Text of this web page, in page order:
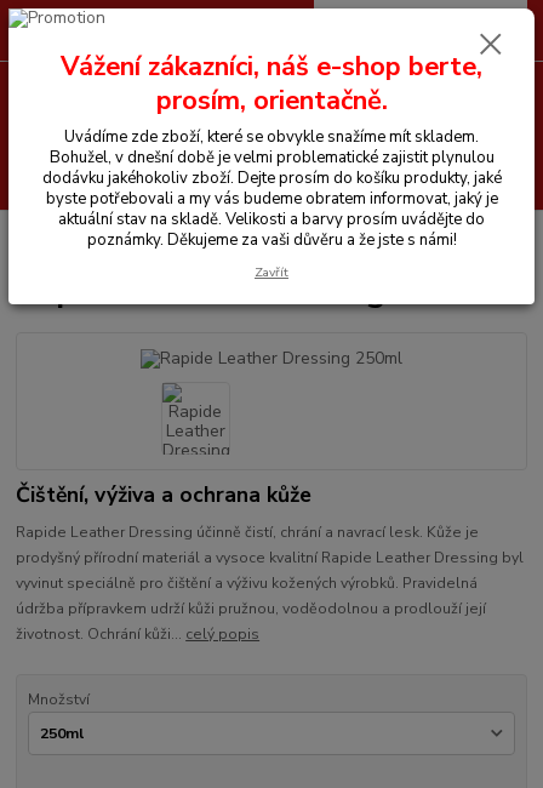
Hledat
+420 605 255 500 0 Kč
Chemické prostředky Rapide Rapide Leather Dressing 250ml
Rapide Leather Dressing 250ml
Čištění, výživa a ochrana kůže
Rapide Leather Dressing účinně čistí, chrání a navrací lesk. Kůže je
prodyšný přírodní materiál a vysoce kvalitní Rapide Leather Dressing byl
vyvinut speciálně pro čištění a výživu kožených výrobků. Pravidelná
údržba přípravkem udrží kůži pružnou, voděodolnou a prodlouží její
životnost. Ochrání kůži... celý popis
Množství
Vážení zákazníci, náš e-shop berte,
prosím, orientačně.
Uvádíme zde zboží, které se obvykle snažíme mít skladem.
Bohužel, v dnešní době je velmi problematické zajistit plynulou
dodávku jakéhokoliv zboží. Dejte prosím do košíku produkty, jaké
byste potřebovali a my vás budeme obratem informovat, jaký je
aktuální stav na skladě. Velikosti a barvy prosím uvádějte do
poznámky. Děkujeme za vaši důvěru a že jste s námi!
Zavřít